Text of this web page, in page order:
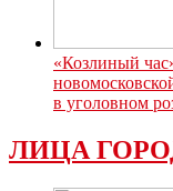
«Козлиный
в уголовном
ЛИЦА